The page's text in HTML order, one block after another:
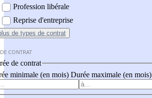
Profession libérale
Reprise d'entreprise
de types de contrat
CONTRAT
de contrat
minimale (en mois) Durée maximale (en mois)